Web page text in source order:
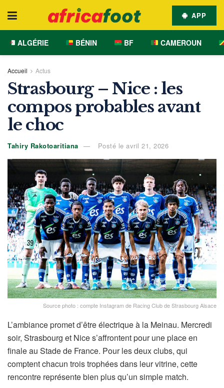
APP
ALGÉRIE BÉNIN BF CAMEROUN
Accueil Actus
Strasbourg – Nice : les
compos probables avant
le choc
Tahiry Rakotoaritiana Posté le avril 21, 2026
Source photo : compte Instagram de Racing Club de Strasbourg Alsace
L’ambiance promet d’être électrique à la Meinau. Mercredi
soir, Strasbourg et Nice s’affrontent pour une place en
finale au Stade de France. Pour les deux clubs, qui
comptent chacun trois trophées dans leur vitrine, cette
rencontre représente bien plus qu’un simple match.